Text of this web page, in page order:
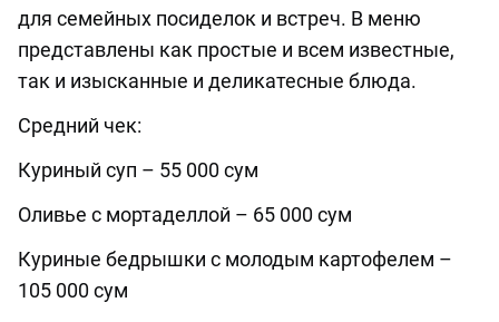
для семейных посиделок и встреч. В меню
представлены как простые и всем известные,
так и изысканные и деликатесные блюда.
Средний чек:
Куриный суп – 55 000 сум
Оливье с мортаделлой – 65 000 сум
Куриные бедрышки с молодым картофелем –
105 000 сум